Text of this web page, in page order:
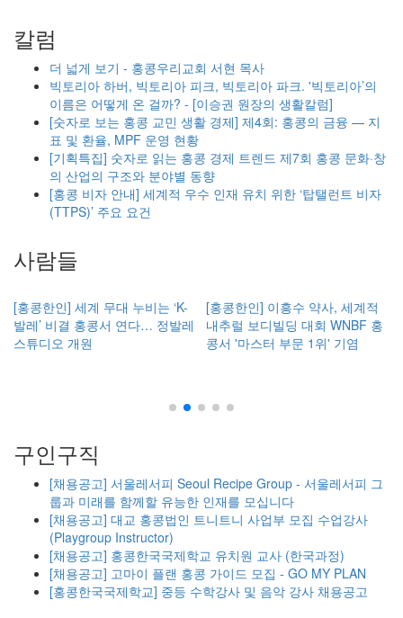
칼럼
더 넓게 보기 - 홍콩우리교회 서현 목사
빅토리아 하버, 빅토리아 피크, 빅토리아 파크. '빅토리아’의
이름은 어떻게 온 걸까? - [이승권 원장의 생활칼럼]
[숫자로 보는 홍콩 교민 생활 경제] 제4회: 홍콩의 금융 — 지
표 및 환율, MPF 운영 현황
[기획특집] 숫자로 읽는 홍콩 경제 트렌드 제7회 홍콩 문화·창
의 산업의 구조와 분야별 동향
[홍콩 비자 안내] 세계적 우수 인재 유치 위한 ‘탑탤런트 비자
(TTPS)’ 주요 요건
사람들
[홍콩한인] 세계 무대 누비는 ‘K-
발레’ 비결 홍콩서 연다… 정발레
스튜디오 개원
[홍콩한인] 이흥수 약사, 세계적
내추럴 보디빌딩 대회 WNBF 홍
콩서 '마스터 부문 1위' 기염
구인구직
[채용공고] 서울레서피 Seoul Recipe Group - 서울레서피 그
룹과 미래를 함께할 유능한 인재를 모십니다
[채용공고] 대교 홍콩법인 트니트니 사업부 모집 수업강사
(Playgroup Instructor)
[채용공고] 홍콩한국국제학교 유치원 교사 (한국과정)
[채용공고] 고마이 플랜 홍콩 가이드 모집 - GO MY PLAN
[홍콩한국국제학교] 중등 수학강사 및 음악 강사 채용공고